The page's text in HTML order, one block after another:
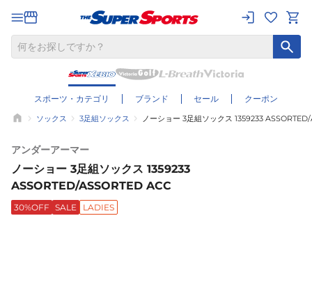
スポーツ・カテゴリ ブランド セール クーポン
ソックス 3足組ソックス ノーショー 3足組ソックス 1359233
アンダーアーマー
ノーショー 3足組ソックス 1359233
ASSORTED/ASSORTED ACC
30%OFF SALE LADIES